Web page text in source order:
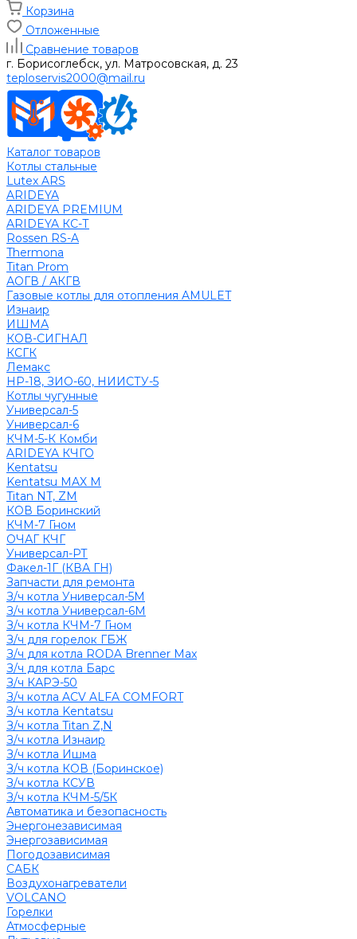
Корзина
Отложенные
Сравнение товаров
г. Борисоглебск, ул. Матросовская, д. 23
teploservis2000@mail.ru
Каталог товаров
Котлы стальные
Lutex ARS
ARIDEYA
ARIDEYA PREMIUM
ARIDEYA КС-Т
Rossen RS-A
Thermona
Titan Prom
АОГВ / АКГВ
Газовые котлы для отопления AMULET
Изнаир
ИШМА
КОВ-СИГНАЛ
КСГК
Лемакс
НР-18, ЗИО-60, НИИСТУ-5
Котлы чугунные
Универсал-5
Универсал-6
КЧМ-5-К Комби
ARIDEYA КЧГО
Kentatsu
Kentatsu MAX M
Titan NT, ZM
КОВ Боринский
КЧМ-7 Гном
ОЧАГ КЧГ
Универсал-РТ
Факел-1Г (КВА ГН)
Запчасти для ремонта
З/ч котла Универсал-5М
З/ч котла Универсал-6М
З/ч котла КЧМ-7 Гном
З/ч для горелок ГБЖ
З/ч для котла RODA Brenner Max
З/ч для котла Барс
З/ч КАРЭ-50
З/ч котла ACV ALFA COMFORT
З/ч котла Kentatsu
З/ч котла Titan Z,N
З/ч котла Изнаир
З/ч котла Ишма
З/ч котла КОВ (Боринское)
З/ч котла КСУВ
З/ч котла КЧМ-5/5К
Автоматика и безопасность
Энергонезависимая
Энергозависимая
Погодозависимая
САБК
Воздухонагреватели
VOLCANO
Горелки
Атмосферные